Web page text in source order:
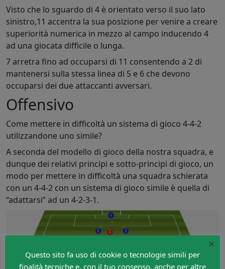
Visto che lo sguardo di 4 è orientato verso il suo lato
sinistro,11 accentra la sua posizione per venire a creare
superiorità numerica in mezzo al campo inducendo 4
ad una giocata difficile o lunga.
7 arretra fino ad occuparsi di 11 consentendo a 2 di
mantenersi sulla stessa linea di 5 e 6 che devono
occuparsi dei due attaccanti avversari.
Offensivo
Come mettere in difficoltà un sistema di gioco 4-4-2
utilizzandone uno simile?
A seconda del modello di gioco della nostra squadra, e
dunque dei relativi principi e sotto-principi di gioco, un
modo per mettere in difficoltà una squadra schierata
con un 4-4-2 con un sistema di gioco simile è quella di
“adattarsi” ad un 4-2-3-1.
×
Questo sito fa uso di cookie o tecnologie simili per
finalità tecniche e, con il tuo consenso, anche per altre